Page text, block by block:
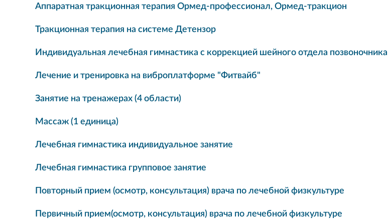
Аппаратная тракционная терапия Ормед-профессионал, Ормед-тракцион
Тракционная терапия на системе Детензор
Индивидуальная лечебная гимнастика с коррекцией шейного отдела позвоночника
Лечение и тренировка на виброплатформе "Фитвайб"
Занятие на тренажерах (4 области)
Массаж (1 единица)
Лечебная гимнастика индивидуальное занятие
Лечебная гимнастика групповое занятие
Повторный прием (осмотр, консультация) врача по лечебной физкультуре
Первичный прием(осмотр, консультация) врача по лечебной физкультуре